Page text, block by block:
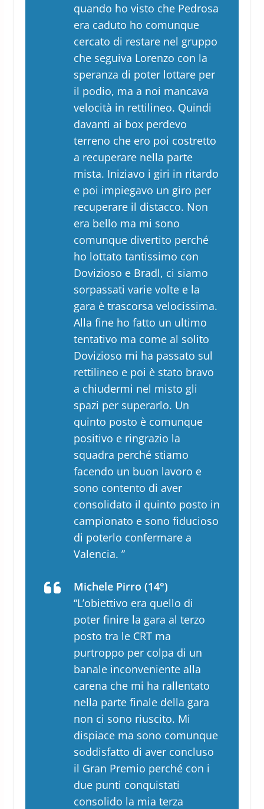
quando ho visto che Pedrosa
era caduto ho comunque
cercato di restare nel gruppo
che seguiva Lorenzo con la
speranza di poter lottare per
il podio, ma a noi mancava
velocità in rettilineo. Quindi
davanti ai box perdevo
terreno che ero poi costretto
a recuperare nella parte
mista. Iniziavo i giri in ritardo
e poi impiegavo un giro per
recuperare il distacco. Non
era bello ma mi sono
comunque divertito perché
ho lottato tantissimo con
Dovizioso e Bradl, ci siamo
sorpassati varie volte e la
gara è trascorsa velocissima.
Alla fine ho fatto un ultimo
tentativo ma come al solito
Dovizioso mi ha passato sul
rettilineo e poi è stato bravo
a chiudermi nel misto gli
spazi per superarlo. Un
quinto posto è comunque
positivo e ringrazio la
squadra perché stiamo
facendo un buon lavoro e
sono contento di aver
consolidato il quinto posto in
campionato e sono fiducioso
di poterlo confermare a
Valencia. ”
Michele Pirro (14°)
“L’obiettivo era quello di
poter finire la gara al terzo
posto tra le CRT ma
purtroppo per colpa di un
banale inconveniente alla
carena che mi ha rallentato
nella parte finale della gara
non ci sono riuscito. Mi
dispiace ma sono comunque
soddisfatto di aver concluso
il Gran Premio perché con i
due punti conquistati
consolido la mia terza